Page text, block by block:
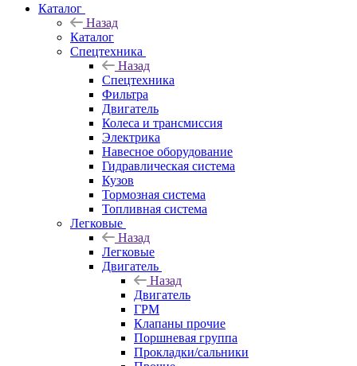
Каталог
Назад
Каталог
Спецтехника
Назад
Спецтехника
Фильтра
Двигатель
Колеса и трансмиссия
Электрика
Навесное оборудование
Гидравлическая система
Кузов
Тормозная система
Топливная система
Легковые
Назад
Легковые
Двигатель
Назад
Двигатель
ГРМ
Клапаны прочие
Поршневая группа
Прокладки/сальники